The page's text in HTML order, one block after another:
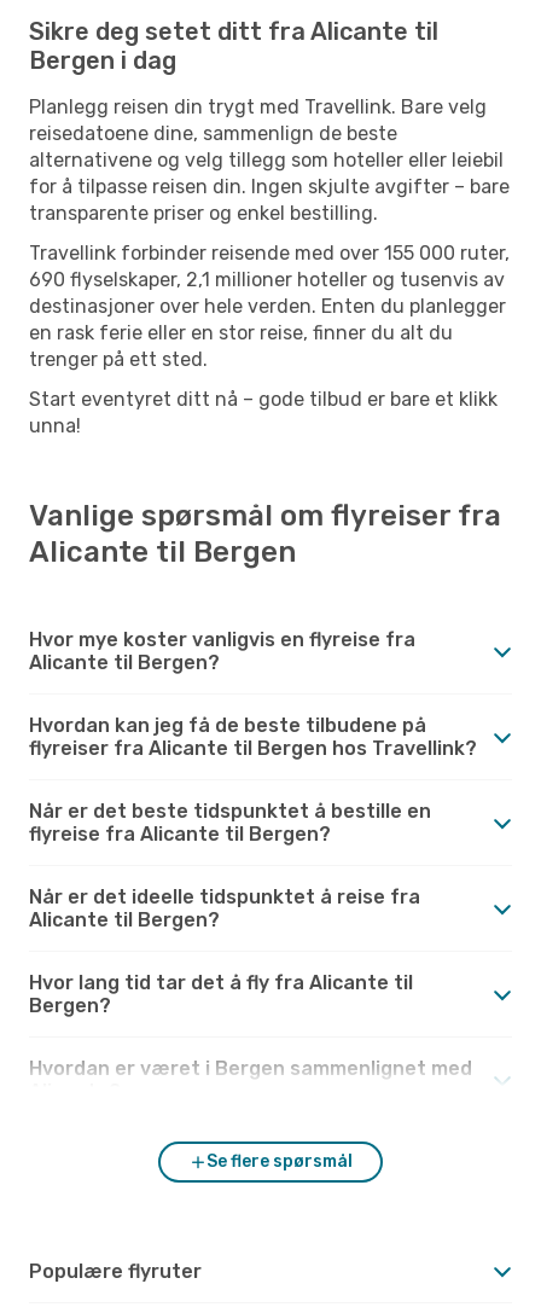
Sikre deg setet ditt fra Alicante til
Bergen i dag
Planlegg reisen din trygt med Travellink. Bare velg
reisedatoene dine, sammenlign de beste
alternativene og velg tillegg som hoteller eller leiebil
for å tilpasse reisen din. Ingen skjulte avgifter – bare
transparente priser og enkel bestilling.
Travellink forbinder reisende med over 155 000 ruter,
690 flyselskaper, 2,1 millioner hoteller og tusenvis av
destinasjoner over hele verden. Enten du planlegger
en rask ferie eller en stor reise, finner du alt du
trenger på ett sted.
Start eventyret ditt nå – gode tilbud er bare et klikk
unna!
Vanlige spørsmål om flyreiser fra
Alicante til Bergen
Hvor mye koster vanligvis en flyreise fra
Alicante til Bergen?
Hvordan kan jeg få de beste tilbudene på
flyreiser fra Alicante til Bergen hos Travellink?
Når er det beste tidspunktet å bestille en
flyreise fra Alicante til Bergen?
Når er det ideelle tidspunktet å reise fra
Alicante til Bergen?
Hvor lang tid tar det å fly fra Alicante til
Bergen?
Hvordan er været i Bergen sammenlignet med
Se flere spørsmål
Populære flyruter